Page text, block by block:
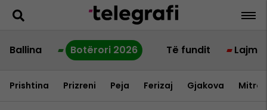
Ballina Botërori 2026 Të fundit Lajme
Prishtina Prizreni Peja Ferizaj Gjakova